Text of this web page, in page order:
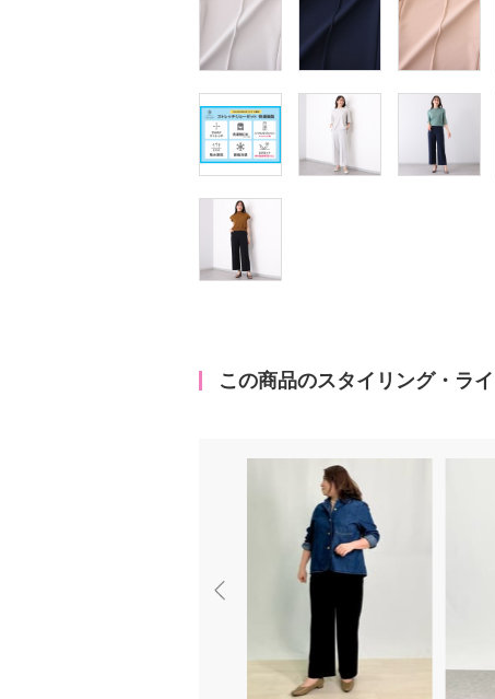
この商品のスタイリング・ラ